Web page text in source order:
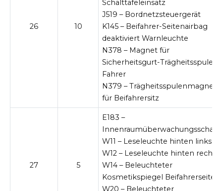
26 10
Schalttafeleinsatz
J519 – Bordnetzsteuergerät
K145 – Beifahrer-Seitenairbag
deaktiviert Warnleuchte
N378 – Magnet für
Sicherheitsgurt-Trägheitsspule
Fahrer
N379 – Trägheitsspulenmagnet
für Beifahrersitz
27 5
E183 –
W11 – Leseleuchte hinten links
W12 – Leseleuchte hinten rechts
W14 – Beleuchteter
Kosmetikspiegel Beifahrerseite
W20 – Beleuchteter